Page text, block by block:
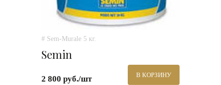
# Sem-Murale 5 кг.
Semin
2 800 руб./шт В КОРЗИНУ